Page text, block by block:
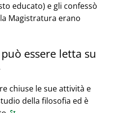
educato) e gli confessò
Magistratura erano
essere letta su
chiuse le sue attività e
della filosofia ed è